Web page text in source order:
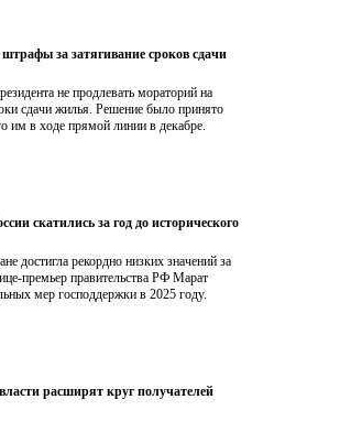
за затягивание сроков сдачи
не продлевать мораторий на
сдачи жилья. Решение было принято
им в ходе прямой линии в декабре.
скатились за год до исторического
достигла рекордно низких значений за
премьер правительства РФ Марат
мер господдержки в 2025 году.
расширят круг получателей